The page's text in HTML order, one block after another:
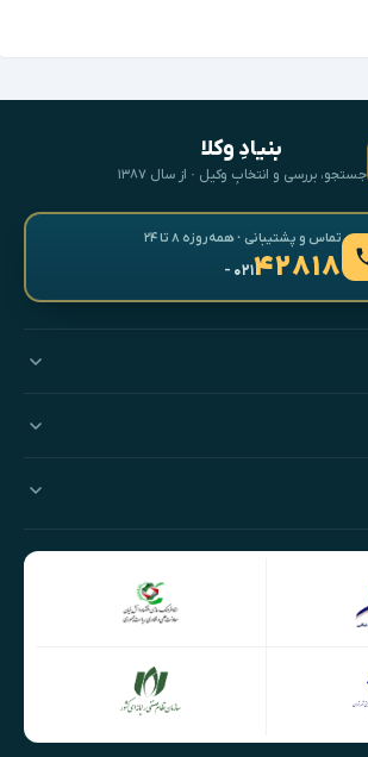
بنیادِ وکلا
جستجو، بررسی و انتخابِ وکیل · از سال ۱۳۸۷
تماس و پشتیبانی · همه‌روزه ۸ تا ۲۴
۴۲۸۱۸- ۰۲۱